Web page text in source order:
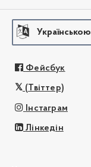
Українською
Фейсбук
(Твіттер)
Інстаграм
Лінкедін